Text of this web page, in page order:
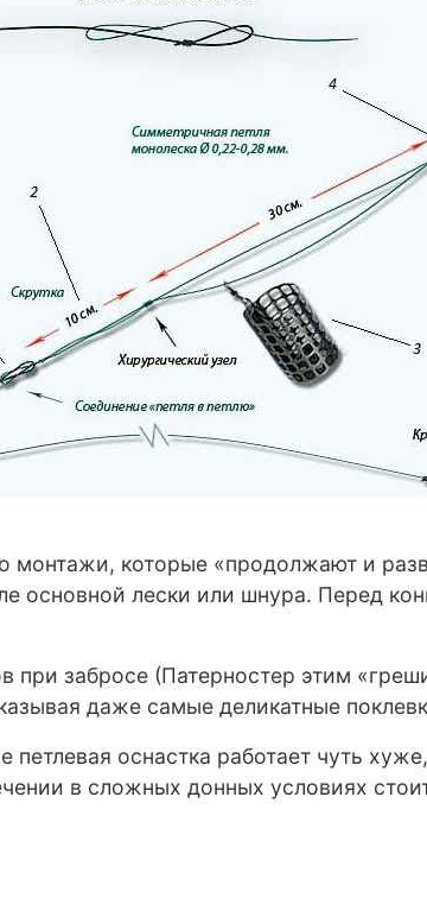
которые «продолжают и
основной лески или шнура. Перед
при забросе (Патерностер этим
даже самые деликатные
оснастка работает чуть
в сложных донных условиях